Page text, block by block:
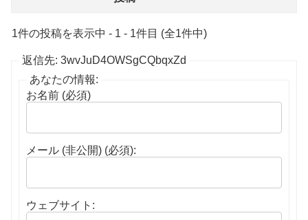
1件の投稿を表示中 - 1 - 1件目 (全1件中)
返信先: 3wvJuD4OWSgCQbqxZd
あなたの情報:
お名前 (必須)
メール (非公開) (必須):
ウェブサイト: